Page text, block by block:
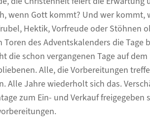
wenn Gott kommt? Und wer
Hektik, Vorfreude oder Stöhnen
des Adventskalenders die Tage
die schon vergangenen Tage auf
Alle, die Vorbereitungen
Alle Jahre wiederholt sich das.
zum Ein- und Verkauf